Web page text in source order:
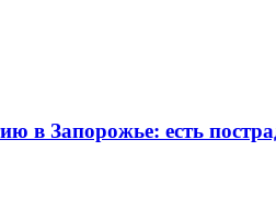
в Запорожье: есть